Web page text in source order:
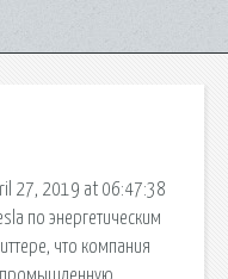
27, 2019 at 06:47:38
по энергетическим
что компания
промышленную